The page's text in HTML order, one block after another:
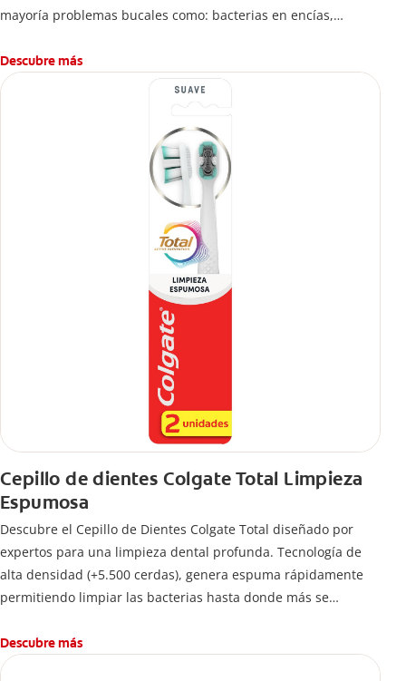
mayoría problemas bucales como: bacterias en encías,
caries.
Descubre más
Cepillo de dientes Colgate Total Limpieza
Espumosa
Descubre el Cepillo de Dientes Colgate Total diseñado por
expertos para una limpieza dental profunda. Tecnología de
alta densidad (+5.500 cerdas), genera espuma rápidamente
permitiendo limpiar las bacterias hasta donde más se
Descubre más